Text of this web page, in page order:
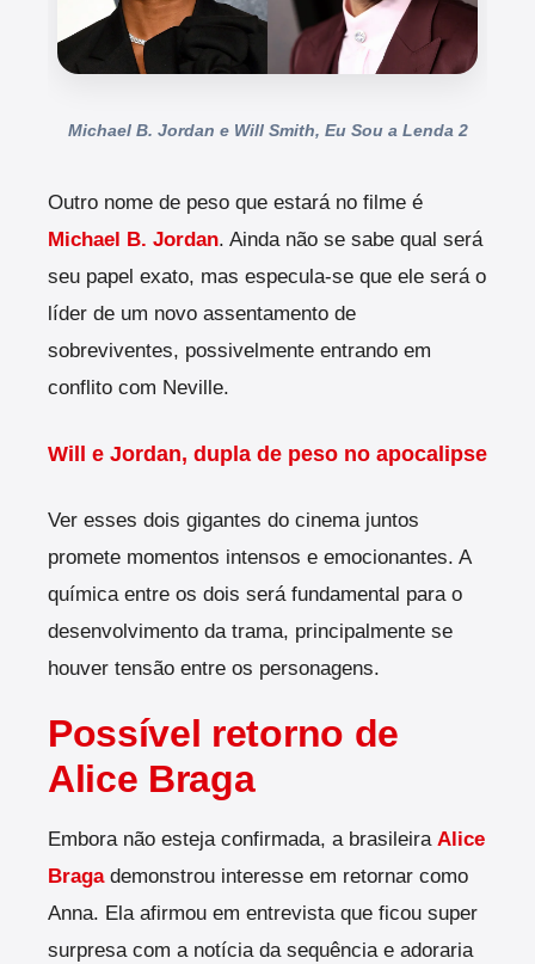
Michael B. Jordan e Will Smith, Eu Sou a Lenda 2
Outro nome de peso que estará no filme é
Michael B. Jordan. Ainda não se sabe qual será
seu papel exato, mas especula-se que ele será o
líder de um novo assentamento de
sobreviventes, possivelmente entrando em
conflito com Neville.
Will e Jordan, dupla de peso no apocalipse
Ver esses dois gigantes do cinema juntos
promete momentos intensos e emocionantes. A
química entre os dois será fundamental para o
desenvolvimento da trama, principalmente se
houver tensão entre os personagens.
Possível retorno de
Alice Braga
Embora não esteja confirmada, a brasileira Alice
Bragademonstrou interesse em retornar como
Anna. Ela afirmou em entrevista que ficou super
surpresa com a notícia da sequência e adoraria